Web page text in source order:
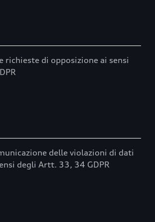
richieste di opposizione ai sensi
delle violazioni di dati
degli Artt. 33, 34 GDPR